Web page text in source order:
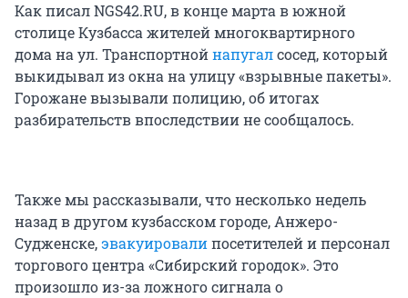
Как писал NGS42.RU, в конце марта в южной
столице Кузбасса жителей многоквартирного
дома на ул. Транспортнойнапугалсосед, который
выкидывал из окна на улицу «взрывные пакеты».
Горожане вызывали полицию, об итогах
разбирательств впоследствии не сообщалось.
Также мы рассказывали, что несколько недель
назад в другом кузбасском городе, Анжеро-
Судженске,эвакуировалипосетителей и персонал
торгового центра «Сибирский городок». Это
произошло из-за ложного сигнала о